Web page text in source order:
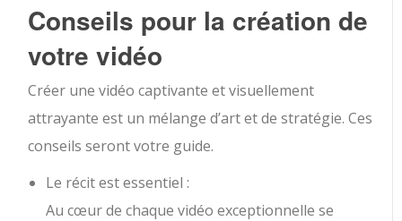
Conseils pour la création de
votre vidéo
Créer une vidéo captivante et visuellement
attrayante est un mélange d’art et de stratégie. Ces
conseils seront votre guide.
Le récit est essentiel :
Au cœur de chaque vidéo exceptionnelle se